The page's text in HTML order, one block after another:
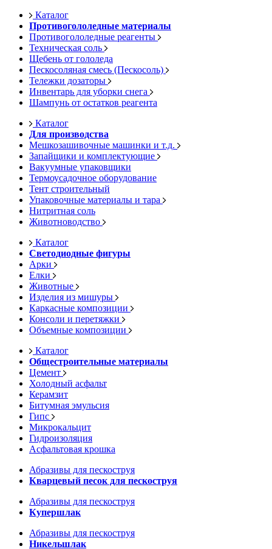
Каталог
Противогололедные материалы
Противогололедные реагенты
Техническая соль
Щебень от гололеда
Пескосоляная смесь (Пескосоль)
Тележки дозаторы
Инвентарь для уборки снега
Шампунь от остатков реагента
Каталог
Для производства
Мешкозашивочные машинки и т.д.
Запайщики и комплектующие
Вакуумные упаковщики
Термоусадочное оборудование
Тент строительный
Упаковочные материалы и тара
Нитритная соль
Животноводство
Каталог
Светодиодные фигуры
Арки
Елки
Животные
Изделия из мишуры
Каркасные композиции
Консоли и перетяжки
Объемные композиции
Каталог
Общестроительные материалы
Цемент
Холодный асфальт
Керамзит
Битумная эмульсия
Гипс
Микрокальцит
Гидроизоляция
Асфальтовая крошка
Абразивы для пескоструя
Кварцевый песок для пескоструя
Абразивы для пескоструя
Купершлак
Абразивы для пескоструя
Никельшлак